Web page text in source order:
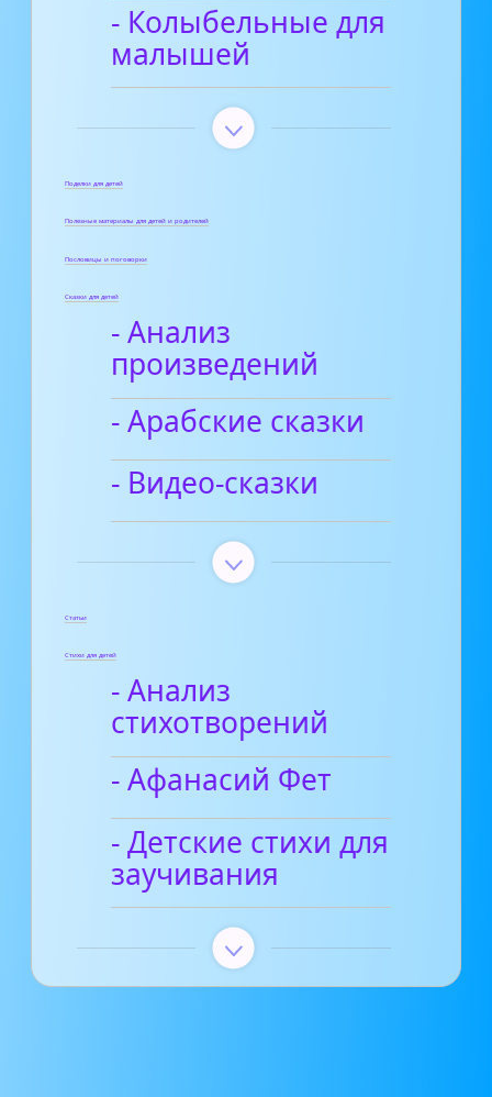
- Колыбельные для
малышей
Поделки для детей
Полезные материалы для детей и родителей
Пословицы и поговорки
Сказки для детей
- Анализ
произведений
- Арабские сказки
- Видео-сказки
Статьи
Стихи для детей
- Анализ
стихотворений
- Афанасий Фет
- Детские стихи для
заучивания